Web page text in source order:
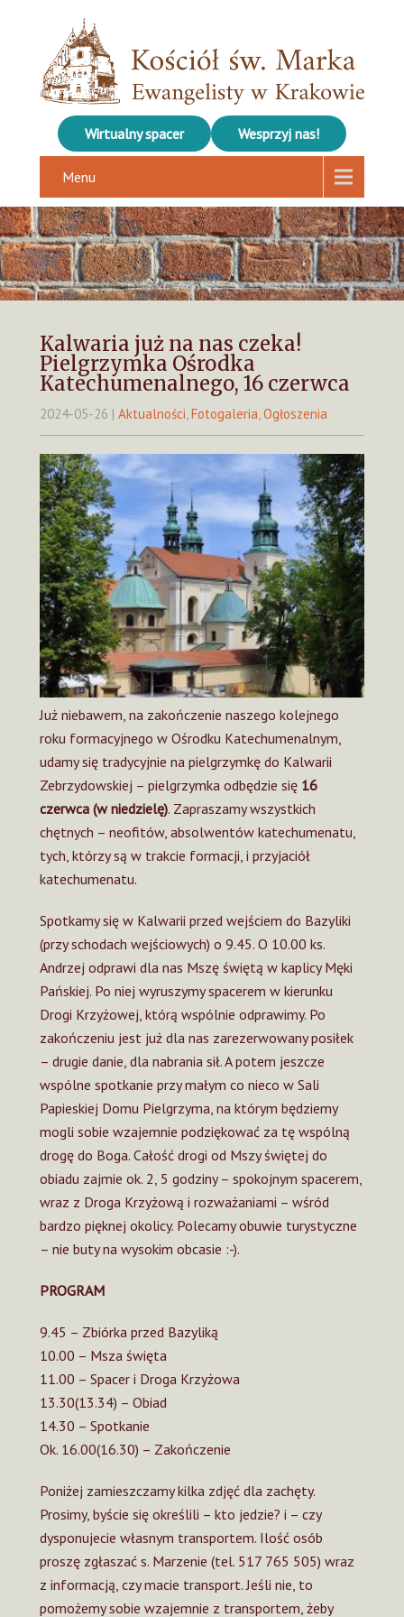
Wirtualny spacer Wesprzyj nas!
Menu
Kalwaria już na nas czeka!
Pielgrzymka Ośrodka
Katechumenalnego, 16 czerwca
2024-05-26 | Aktualności Fotogaleria Ogłoszenia
Już niebawem, na zakończenie naszego kolejnego
roku formacyjnego w Ośrodku Katechumenalnym,
udamy się tradycyjnie na pielgrzymkę do Kalwarii
Zebrzydowskiej – pielgrzymka odbędzie się 16
czerwca (w niedzielę). Zapraszamy wszystkich
chętnych – neofitów, absolwentów katechumenatu,
tych, którzy są w trakcie formacji, i przyjaciół
katechumenatu.
Spotkamy się w Kalwarii przed wejściem do Bazyliki
(przy schodach wejściowych) o 9.45. O 10.00 ks.
Andrzej odprawi dla nas Mszę świętą w kaplicy Męki
Pańskiej. Po niej wyruszymy spacerem w kierunku
Drogi Krzyżowej, którą wspólnie odprawimy. Po
zakończeniu jest już dla nas zarezerwowany posiłek
– drugie danie, dla nabrania sił. A potem jeszcze
wspólne spotkanie przy małym co nieco w Sali
Papieskiej Domu Pielgrzyma, na którym będziemy
mogli sobie wzajemnie podziękować za tę wspólną
drogę do Boga. Całość drogi od Mszy świętej do
obiadu zajmie ok. 2, 5 godziny – spokojnym spacerem,
wraz z Droga Krzyżową i rozważaniami – wśród
bardzo pięknej okolicy. Polecamy obuwie turystyczne
– nie buty na wysokim obcasie :-).
PROGRAM
9.45 – Zbiórka przed Bazyliką
10.00 – Msza święta
11.00 – Spacer i Droga Krzyżowa
13.30(13.34) – Obiad
14.30 – Spotkanie
Ok. 16.00(16.30) – Zakończenie
Poniżej zamieszczamy kilka zdjęć dla zachęty.
Prosimy, byście się określili – kto jedzie? i – czy
dysponujecie własnym transportem. Ilość osób
proszę zgłaszać s. Marzenie (tel. 517 765 505) wraz
z informacją, czy macie transport. Jeśli nie, to
pomożemy sobie wzajemnie z transportem, żeby